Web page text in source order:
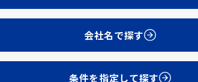
会社名で探す
条件を指定して探す